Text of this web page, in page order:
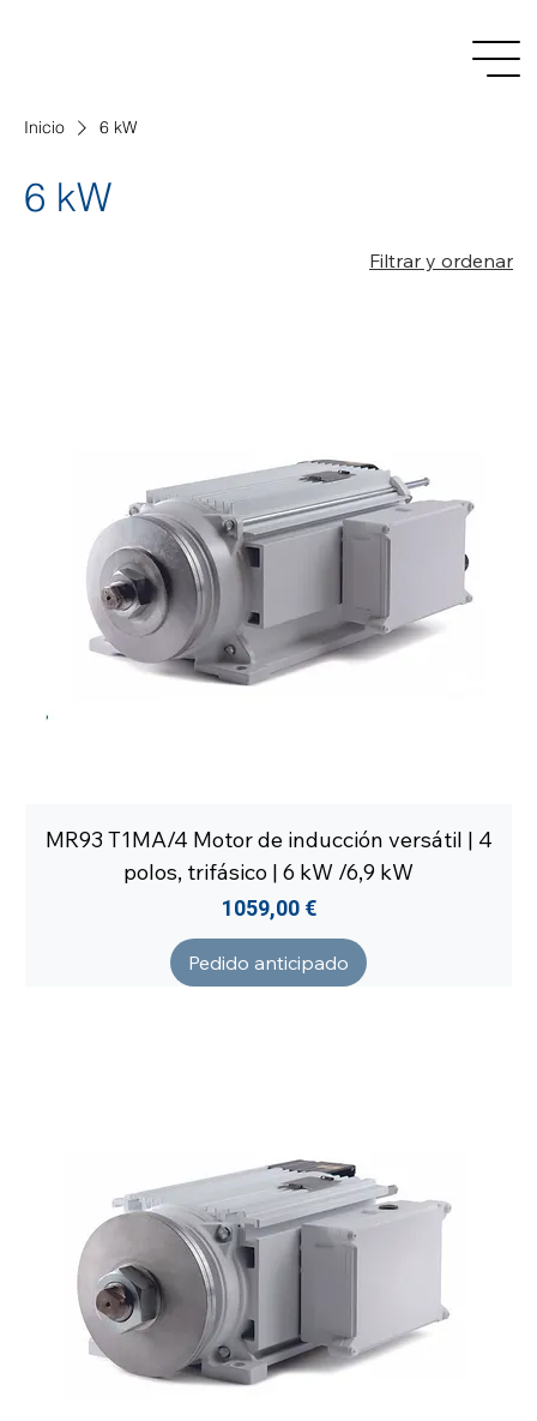
Inicio 6 kW
6 kW
Filtrar y ordenar
MR93 T1MA/4 Motor de inducción versátil | 4
polos, trifásico | 6 kW /6,9 kW
Precio
1059,00 €
Pedido anticipado